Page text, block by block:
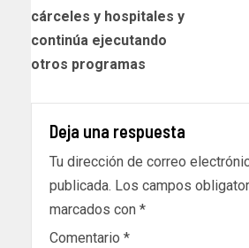
cárceles y hospitales y
continúa ejecutando
otros programas
Deja una respuesta
Tu dirección de correo
publicada. Los campos
marcados con *
Comentario *